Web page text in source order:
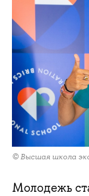
© Высшая школа
Молодежь